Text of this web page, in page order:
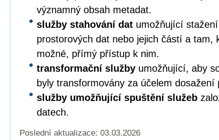
významný obsah metadat.
služby stahování dat umožňující
prostorových dat nebo jejich částí a tam,
možné, přímý přístup k nim.
transformační služby umožňující, aby
byly transformovány za účelem dosažení
služby umožňující spuštění služeb
datech.
Poslední aktualizace: 03.03.2026